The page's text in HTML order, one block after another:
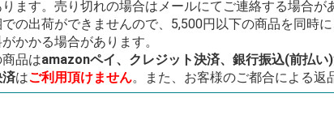
ます。売り切れの場合はメールにてご連絡する場合が
での出荷ができませんので、5,500円以下の商品を同時
かかる場合があります。
商品はamazonペイ、クレジット決済、銀行振込(前払い)
済はご利用頂けません。また、お客様のご都合による返